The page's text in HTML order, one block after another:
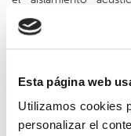
Esta página web
Utilizamos cookies
personalizar el
composición 4/16/6,
4/16/4.
Debes saber que a
cámara entre dos
18mm, pero te